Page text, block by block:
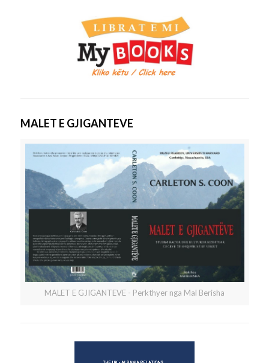
MALET E GJIGANTEVE
MALET E GJIGANTEVE - Perkthyer nga Mal Berisha